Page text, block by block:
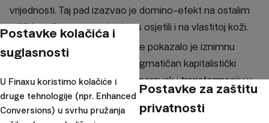
vrijednosti. Taj pad izazvao je domino-efekt na ostalim
tržištima, što su mnogi od nas osjetili i na vlastitoj koži.
Unatoč tome, američko tržište pokazalo je iznimnu
otpornost i prilagodljivost. Pragmatičan kapitalistički
pristup omogućio mu je brz oporavak i transformaciju u
globalnog lidera. Od 2009. do 2024. godine, prosječni
godišnji prinos S&P 500 dosegnuo je solidnih 14,47 %,
Postavke kolačića i
suglasnosti
U Finaxu koristimo kolačiće i
druge tehnologije (npr. Enhanced
Conversions) u svrhu pružanja
Postavke za zaštitu
privatnosti